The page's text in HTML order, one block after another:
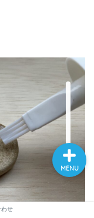
わせ
MENU
合わせ